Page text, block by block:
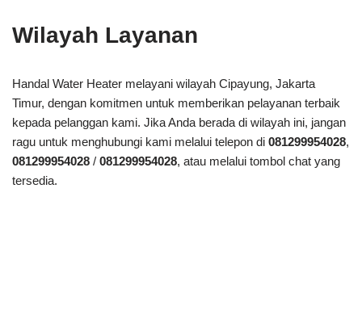
Wilayah Layanan
Handal Water Heater melayani wilayah Cipayung, Jakarta
Timur, dengan komitmen untuk memberikan pelayanan terbaik
kepada pelanggan kami. Jika Anda berada di wilayah ini, jangan
ragu untuk menghubungi kami melalui telepon di 081299954028,
081299954028 / 081299954028, atau melalui tombol chat yang
tersedia.